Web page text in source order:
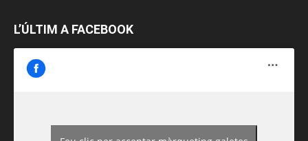
L’ÚLTIM A FACEBOOK